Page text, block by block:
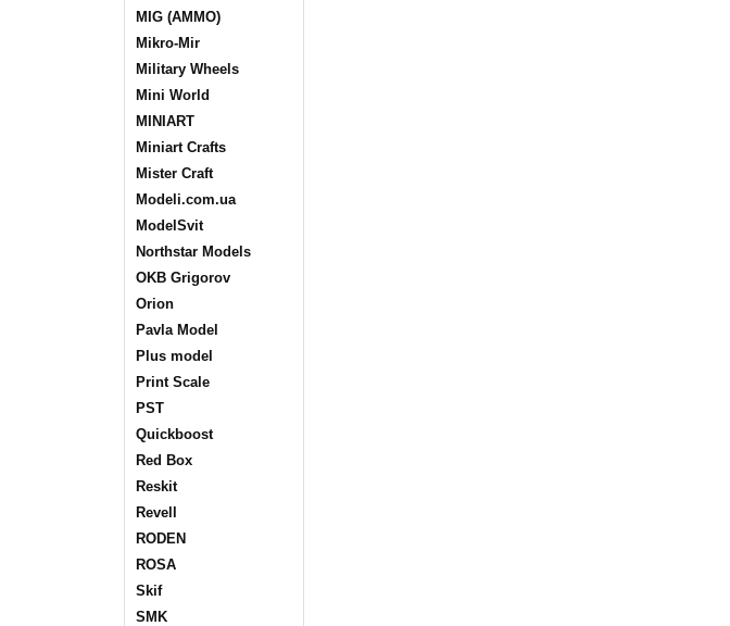
MIG (AMMO)
Mikro-Mir
Military Wheels
Mini World
MINIART
Miniart Crafts
Mister Craft
Modeli.com.ua
ModelSvit
Northstar Models
OKB Grigorov
Orion
Pavla Model
Plus model
Print Scale
PST
Quickboost
Red Box
Reskit
Revell
RODEN
ROSA
Skif
SMK